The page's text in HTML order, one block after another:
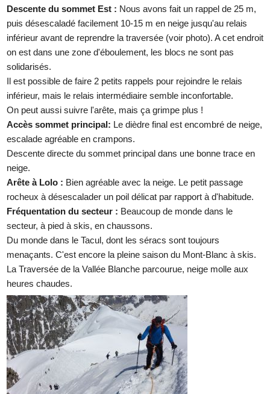
Descente du sommet Est : Nous avons fait un rappel de 25 m,
puis désescaladé facilement 10-15 m en neige jusqu'au relais
inférieur avant de reprendre la traversée (voir photo). A cet endroit
on est dans une zone d'éboulement, les blocs ne sont pas
solidarisés.
Il est possible de faire 2 petits rappels pour rejoindre le relais
inférieur, mais le relais intermédiaire semble inconfortable.
On peut aussi suivre l'arête, mais ça grimpe plus !
Accès sommet principal: Le dièdre final est encombré de neige,
escalade agréable en crampons.
Descente directe du sommet principal dans une bonne trace en
neige.
Arête à Lolo : Bien agréable avec la neige. Le petit passage
rocheux à désescalader un poil délicat par rapport à d'habitude.
Fréquentation du secteur : Beaucoup de monde dans le
secteur, à pied à skis, en chaussons.
Du monde dans le Tacul, dont les séracs sont toujours
menaçants. C'est encore la pleine saison du Mont-Blanc à skis.
La Traversée de la Vallée Blanche parcourue, neige molle aux
heures chaudes.